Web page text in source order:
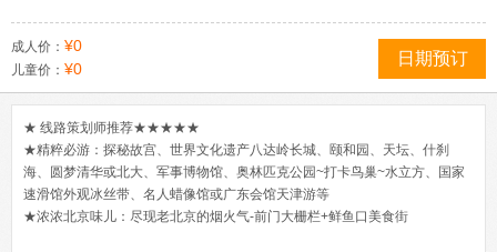
成人价： ¥0
儿童价： ¥0
日期预订
★ 线路策划师推荐★★★★★
★精粹必游：探秘故宫、世界文化遗产八达岭长城、颐和园、天坛、什刹
海、圆梦清华或北大、军事博物馆、奥林匹克公园~打卡鸟巢~水立方、国家
速滑馆外观冰丝带、名人蜡像馆或广东会馆天津游等
★浓浓北京味儿：尽现老北京的烟火气-前门大栅栏+鲜鱼口美食街